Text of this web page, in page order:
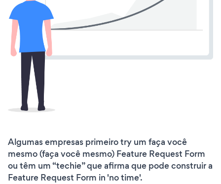
Algumas empresas primeiro try um faça você
mesmo (faça você mesmo) Feature Request Form
ou têm um “techie” que afirma que pode construir a
Feature Request Form in 'no time'.